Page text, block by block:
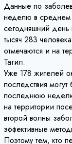
Данные по
неделю в среднем
сегодняшний день
тысяч 283
отмечаются и на
Тагил.
Уже 178 жителей
последствия
последнюю
на территории
второй волны
эффективные
Поэтому тем, кто